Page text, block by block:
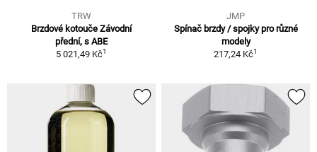
TRW
Brzdové kotouče Závodní
přední, s ABE
5 021,49 Kč1
JMP
Spínač brzdy / spojky pro různé
modely
217,24 Kč1